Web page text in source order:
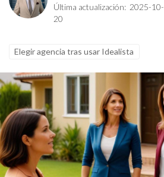
Última actualización: 2025-10-
20
Elegir agencia tras usar Idealista